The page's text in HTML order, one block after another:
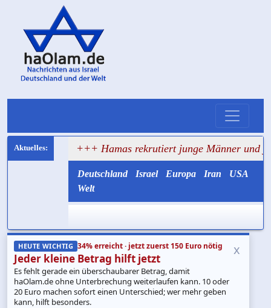
+++ Hamas rekrutiert junge Männer und jagt Kritiker in
Deutschland Israel Europa Iran
USA
Welt
HEUTE WICHTIG 34% erreicht · jetzt zuerst 150 Euro nötig
Jeder kleine Betrag hilft jetzt
Es fehlt gerade ein überschaubarer Betrag, damit
haOlam.de ohne Unterbrechung weiterlaufen kann. 10 oder
20 Euro machen sofort einen Unterschied; wer mehr geben
kann, hilft besonders.
x